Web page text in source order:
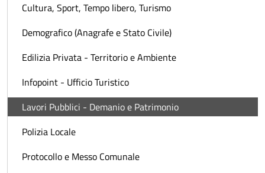
Cultura, Sport, Tempo libero, Turismo
Demografico (Anagrafe e Stato Civile)
Edilizia Privata - Territorio e Ambiente
Infopoint - Ufficio Turistico
Lavori Pubblici - Demanio e Patrimonio
Polizia Locale
Protocollo e Messo Comunale